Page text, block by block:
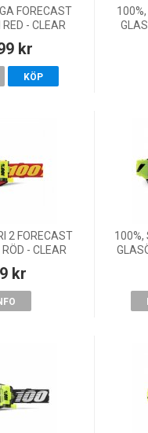
FORECAST
- CLEAR
kr
KÖP
2 FORECAST
- CLEAR
kr
100%,